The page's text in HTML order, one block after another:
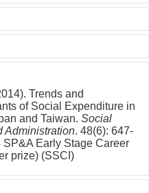
Trends and
of Social Expenditure in
and Taiwan. Social
Administration. 48(6): 647-
SP&A Early Stage Career
prize) (SSCI)